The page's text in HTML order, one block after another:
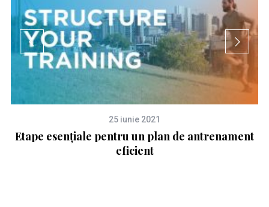
25 iunie 2021
Etape esențiale pentru un plan de antrenament
eficient